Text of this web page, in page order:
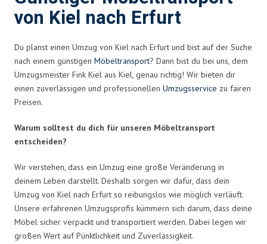
von Kiel nach Erfurt
Du planst einen Umzug von Kiel nach Erfurt und bist auf der Suche
nach einem günstigen Möbeltransport? Dann bist du bei uns, dem
Umzugsmeister Fink Kiel aus Kiel, genau richtig! Wir bieten dir
einen zuverlässigen und professionellen Umzugsservice zu fairen
Preisen.
Warum solltest du dich für unseren Möbeltransport
entscheiden?
Wir verstehen, dass ein Umzug eine große Veränderung in
deinem Leben darstellt. Deshalb sorgen wir dafür, dass dein
Umzug von Kiel nach Erfurt so reibungslos wie möglich verläuft.
Unsere erfahrenen Umzugsprofis kümmern sich darum, dass deine
Möbel sicher verpackt und transportiert werden. Dabei legen wir
großen Wert auf Pünktlichkeit und Zuverlässigkeit.